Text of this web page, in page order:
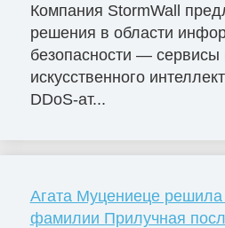
Компания StormWall
решения в области
безопасности — сервисы
искусственного
DDoS-ат...
Агата Муцениеце решила
фамилии Прилучная